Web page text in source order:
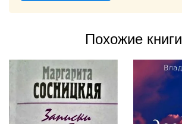
Похожие книги